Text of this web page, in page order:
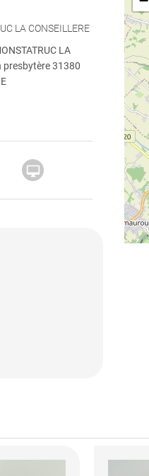
LA CONSEILLERE
LA
presbytère 31380
